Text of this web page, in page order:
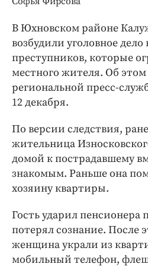
Блоги
Издания
Медиаперсона
Интересное чтиво
Клиника года
Работодатель года
В Юхновском районе
возбудили уголовное
преступников, которые
местного жителя. Об
региональной пресс-
12 декабря.
По версии следствия,
жительница
домой к пострадавшему
знакомым. Раньше она
хозяину квартиры.
Гость ударил пенсионера
потерял сознание. После
женщина украли из
мобильный телефон,